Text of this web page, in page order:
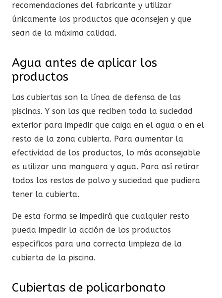
recomendaciones del fabricante y utilizar
únicamente los productos que aconsejen y que
sean de la máxima calidad.
Agua antes de aplicar los
productos
Las cubiertas son la línea de defensa de las
piscinas. Y son las que reciben toda la suciedad
exterior para impedir que caiga en el agua o en el
resto de la zona cubierta. Para aumentar la
efectividad de los productos, lo más aconsejable
es utilizar una manguera y agua. Para así retirar
todos los restos de polvo y suciedad que pudiera
tener la cubierta.
De esta forma se impedirá que cualquier resto
pueda impedir la acción de los productos
específicos para una correcta limpieza de la
cubierta de la piscina.
Cubiertas de policarbonato